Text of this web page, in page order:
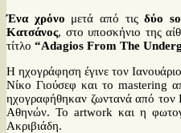
Ένα χρόνο μετά από τιςδύο
Κατσάνος, στο υποσκήνιο της
τίτλο “Adagios From The
Η ηχογράφηση έγινε τον
Νίκο Γιούσεφ και το mastering
ηχογραφήθηκαν ζωντανά από τον
Αθηνών. Το artwork και η
Ακριβιάδη.